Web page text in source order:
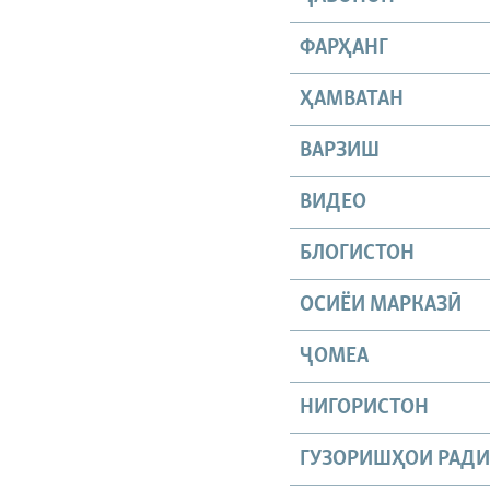
ФАРҲАНГ
ҲАМВАТАН
ВАРЗИШ
ВИДЕО
БЛОГИСТОН
ОСИЁИ МАРКАЗӢ
ҶОМEА
НИГОРИСТОН
ГУЗОРИШҲОИ